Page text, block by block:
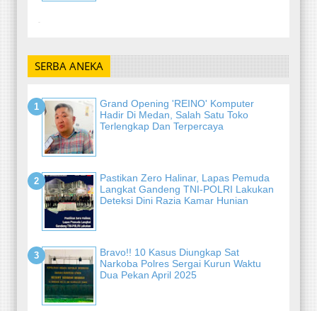
-
SERBA ANEKA
Grand Opening 'REINO' Komputer
Hadir Di Medan, Salah Satu Toko
Terlengkap Dan Terpercaya
Pastikan Zero Halinar, Lapas Pemuda
Langkat Gandeng TNI-POLRI Lakukan
Deteksi Dini Razia Kamar Hunian
Bravo!! 10 Kasus Diungkap Sat
Narkoba Polres Sergai Kurun Waktu
Dua Pekan April 2025